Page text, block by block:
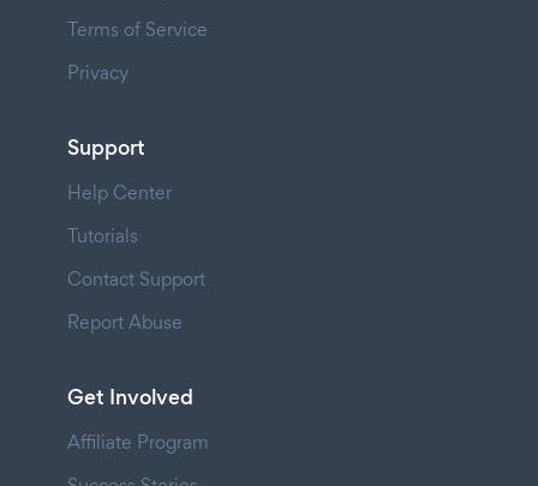
Terms of Service
Privacy
Support
Help Center
Tutorials
Contact Support
Report Abuse
Get Involved
Affiliate Program